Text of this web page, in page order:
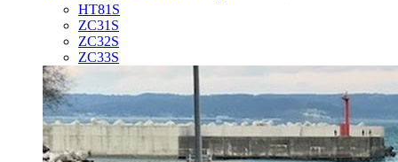
HT81S
ZC31S
ZC32S
ZC33S